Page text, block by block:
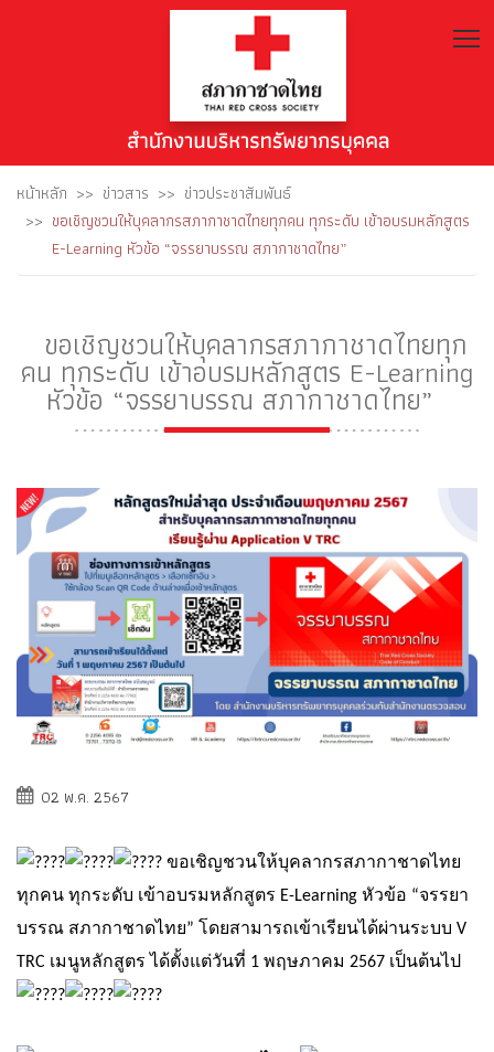
หน้าหลัก ข่าวสาร
ข่าวประชาสัมพันธ์
ขอเชิญชวนให้บุคลากรสภากาชาดไทยทุกคน ทุกระดับ เข้าอบรมหลักสูตร
E-Learning หัวข้อ “จรรยาบรรณ สภากาชาดไทย”
ขอเชิญชวนให้บุคลากรสภากาชาดไทยทุก
คน ทุกระดับ เข้าอบรมหลักสูตร E-Learning
หัวข้อ “จรรยาบรรณ สภากาชาดไทย”
02 พ.ค. 2567
ขอเชิญชวนให้บุคลากรสภากาชาดไทย
ทุกคน ทุกระดับ เข้าอบรมหลักสูตร E-Learning หัวข้อ “จรรยา
บรรณ สภากาชาดไทย” โดยสามารถเข้าเรียนได้ผ่านระบบ V
TRC เมนูหลักสูตร ได้ตั้งแต่วันที่ 1 พฤษภาคม 2567 เป็นต้นไป